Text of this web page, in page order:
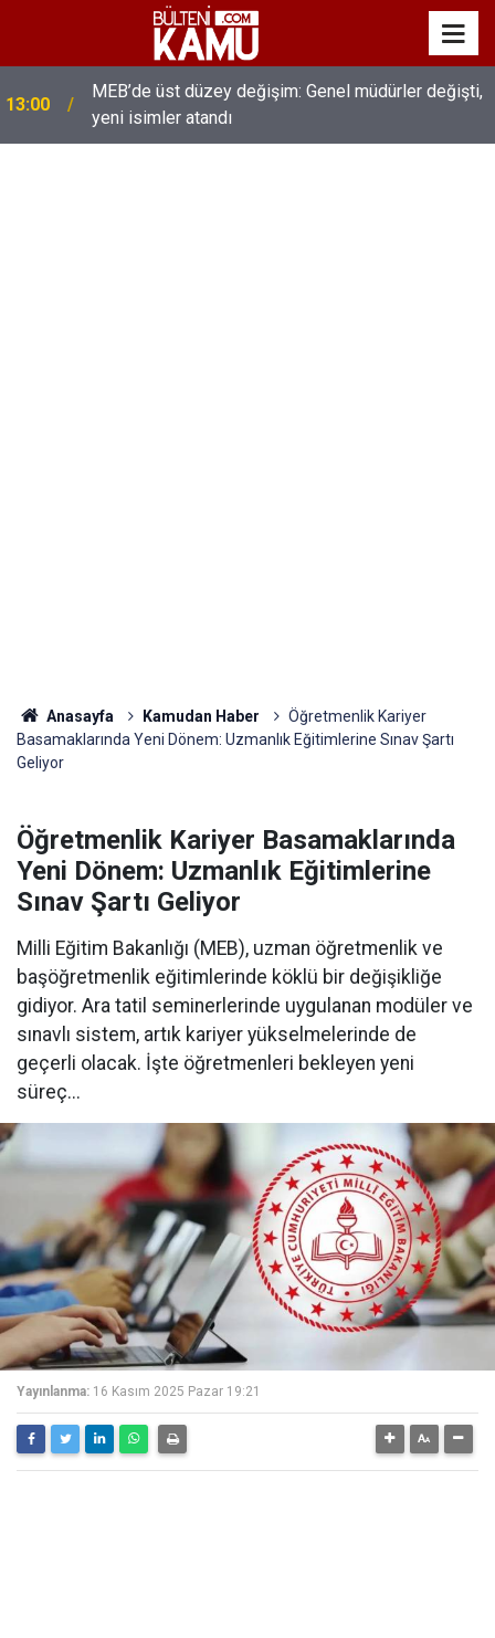
13:00
MEB’de üst düzey değişim: Genel müdürler değişti,
yeni isimler atandı
Anasayfa Kamudan Haber
Öğretmenlik Kariyer
Basamaklarında Yeni Dönem: Uzmanlık Eğitimlerine Sınav Şartı
Geliyor
Öğretmenlik Kariyer Basamaklarında
Yeni Dönem: Uzmanlık Eğitimlerine
Sınav Şartı Geliyor
Milli Eğitim Bakanlığı (MEB), uzman öğretmenlik ve
başöğretmenlik eğitimlerinde köklü bir değişikliğe
gidiyor. Ara tatil seminerlerinde uygulanan modüler ve
sınavlı sistem, artık kariyer yükselmelerinde de
geçerli olacak. İşte öğretmenleri bekleyen yeni
süreç...
Yayınlanma: 16 Kasım 2025 Pazar 19:21